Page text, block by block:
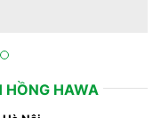
do CT CP Dịch
HỒNG HAWA